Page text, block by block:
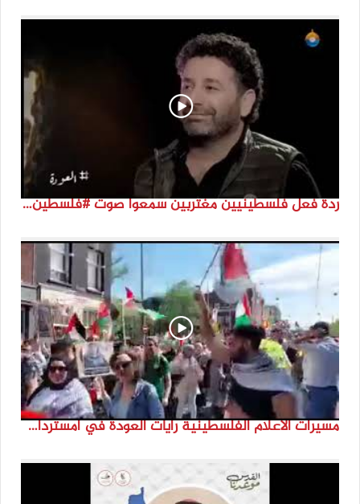
ردة فعل فلسطينيين مغتربين سمعوا صوت #فلسطين لأول مرة #نتماء2022 #القدس_موعدنا #النكبة74
مسيرات الاعلام الفلسطينية رايات العودة في امستردام #النكبة74 #انتماء2022 #القدس_موعدنا